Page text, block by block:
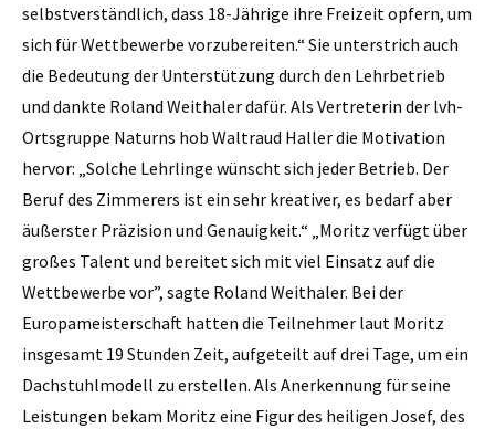
selbstverständlich, dass 18-Jährige ihre Freizeit opfern, um
sich für Wettbewerbe vorzubereiten.“ Sie unterstrich auch
die Bedeutung der Unterstützung durch den Lehrbetrieb
und dankte Roland Weithaler dafür. Als Vertreterin der lvh-
Ortsgruppe Naturns hob Waltraud Haller die Motivation
hervor: „Solche Lehrlinge wünscht sich jeder Betrieb. Der
Beruf des Zimmerers ist ein sehr kreativer, es bedarf aber
äußerster Präzision und Genauigkeit.“ „Moritz verfügt über
großes Talent und bereitet sich mit viel Einsatz auf die
Wettbewerbe vor”, sagte Roland Weithaler. Bei der
Europameisterschaft hatten die Teilnehmer laut Moritz
insgesamt 19 Stunden Zeit, aufgeteilt auf drei Tage, um ein
Dachstuhlmodell zu erstellen. Als Anerkennung für seine
Leistungen bekam Moritz eine Figur des heiligen Josef, des